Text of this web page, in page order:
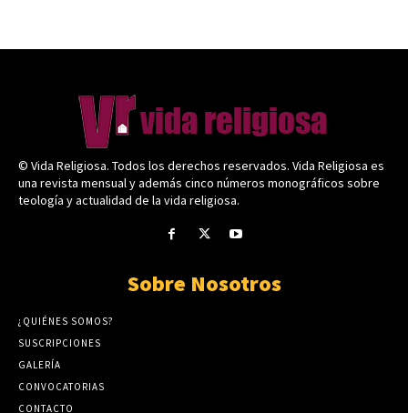
© Vida Religiosa. Todos los derechos reservados. Vida Religiosa es
una revista mensual y además cinco números monográficos sobre
teología y actualidad de la vida religiosa.
Sobre Nosotros
¿QUIÉNES SOMOS?
SUSCRIPCIONES
GALERÍA
CONVOCATORIAS
CONTACTO